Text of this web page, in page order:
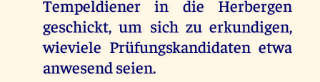
Tempeldiener in die Herbergen
geschickt, um sich zu erkundigen,
wieviele Prüfungskandidaten etwa
anwesend seien.